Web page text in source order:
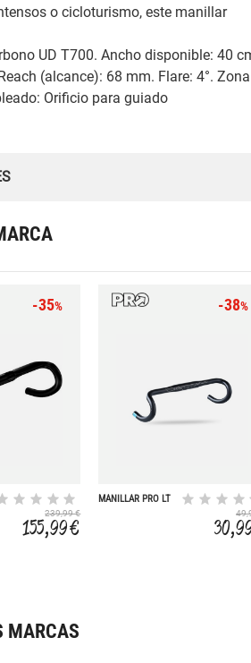
o cicloturismo, este manillar
UD T700. Ancho disponible: 40
(alcance): 68 mm. Flare: 4°. Zona
Orificio para guiado
-35%
239,99 €
155,99 €
-38%
MANILLAR PRO LT
MARCAS